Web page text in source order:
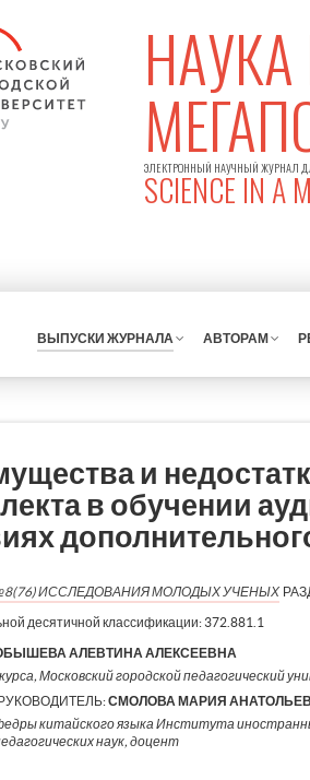
НАУКА
ЭЛЕКТРОННЫЙ НАУЧНЫЙ ЖУРНАЛ
SCIENCE IN A
ВЫПУСКИ ЖУРНАЛА АВТОРАМ
и
в обучении
ИССЛЕДОВАНИЯ МОЛОДЫХ УЧЕНЫХ
десятичной классификации: 372.881.1
АЛЕВТИНА АЛЕКСЕЕВНА
Московский городской педагогический
СМОЛОВА МАРИЯ
китайского языка Института
наук, доцент